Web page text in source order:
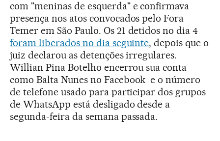
com "meninas de esquerda" e confirmava
presença nos atos convocados pelo Fora
Temer em São Paulo. Os 21 detidos no dia 4
foram liberados no dia seguinte, depois que o
juiz declarou as detenções irregulares.
Willian Pina Botelho encerrou sua conta
como Balta Nunes no Facebook e o número
de telefone usado para participar dos grupos
de WhatsApp está desligado desde a
segunda-feira da semana passada.